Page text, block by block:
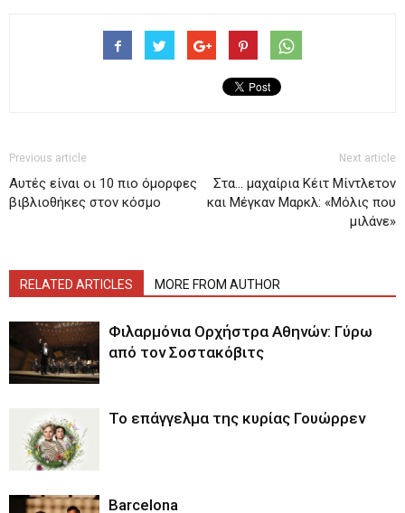
Previous article
Αυτές είναι οι 10 πιο όμορφες
βιβλιοθήκες στον κόσμο
Next article
Στα… μαχαίρια Κέιτ Μίντλετον
και Μέγκαν Μαρκλ: «Μόλις που
μιλάνε»
RELATED ARTICLES MORE FROM AUTHOR
Φιλαρμόνια Ορχήστρα Αθηνών: Γύρω
από τον Σοστακόβιτς
Το επάγγελμα της κυρίας Γουώρρεν
Barcelona